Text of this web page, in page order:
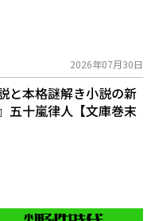
2026年07月30日
と本格謎解き小説の新
五十嵐律人【文庫巻末